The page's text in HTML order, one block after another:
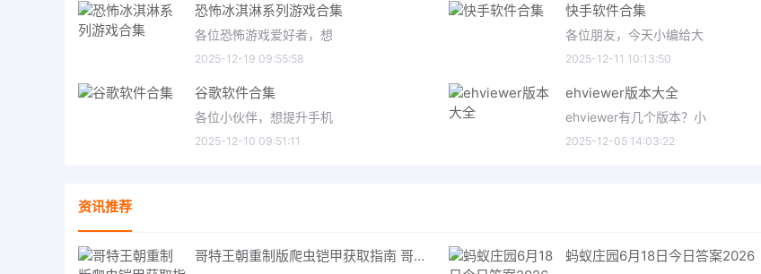
恐怖冰淇淋系列游戏合集
各位恐怖游戏爱好者，想
2025-12-19 09:55:58
快手软件合集
各位朋友，今天小编给大
2025-12-11 10:13:50
谷歌软件合集
各位小伙伴，想提升手机
2025-12-10 09:51:11
ehviewer版本大全
ehviewer有几个版本？小
2025-12-05 14:03:22
资讯推荐
哥特王朝重制版爬虫铠甲获取指南 哥特王朝重制版爬虫铠甲获取方法 蚂蚁庄园6月18日今日答案2026